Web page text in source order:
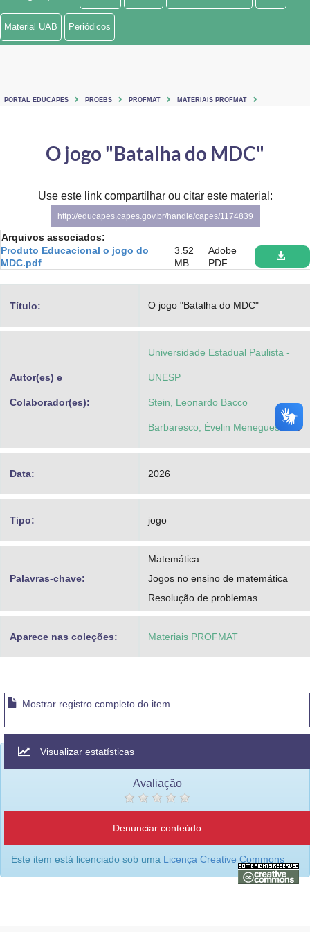
Ministério de Minas e Energia
Ministério da Mulher, da Família e dos Direitos Humanos
Secretaria-Geral
Secretaria de Governo
Material UAB Periódicos
PORTAL EDUCAPES PROEBS PROFMAT MATERIAIS PROFMAT
O jogo "Batalha do MDC"
Use este link compartilhar ou citar este material:
http://educapes.capes.gov.br/handle/capes/1174839
Arquivos associados:
Produto Educacional o jogo do
MDC.pdf
3.52
MB
Adobe
PDF
Título: O jogo "Batalha do MDC"
Autor(es) e
Colaborador(es):
Universidade Estadual Paulista -
UNESP
Stein, Leonardo Bacco
Barbaresco, Évelin Meneguesso
Data: 2026
Tipo: jogo
Palavras-chave:
Matemática
Jogos no ensino de matemática
Resolução de problemas
Aparece nas coleções: Materiais PROFMAT
Mostrar registro completo do item
Visualizar estatísticas
Avaliação
Denunciar conteúdo
Este item está licenciado sob uma Licença Creative Commons